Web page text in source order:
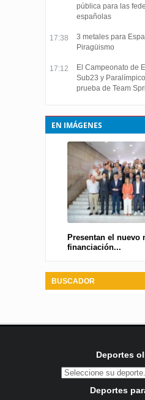
pública para las
españolas
17:38
3 metales para
Piragüismo
17:12
El Campeonato de
Sub23 y
prueba de Team
EN IMÁGENES
Presentan el nuevo
financiación...
BUSCADOR
Deportes
Deportes